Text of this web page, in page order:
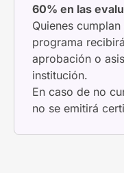
60% en las
Quienes
programa
aprobación o
institución.
En caso de no
no se emitirá